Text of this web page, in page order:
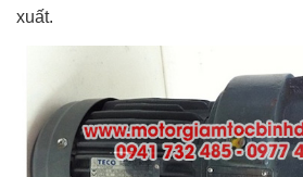
xuất.